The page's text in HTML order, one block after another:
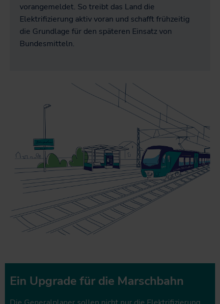
vorangemeldet. So treibt das Land die
Elektrifizierung aktiv voran und schafft frühzeitig
die Grundlage für den späteren Einsatz von
Bundesmitteln.
Ein Upgrade für die Marschbahn